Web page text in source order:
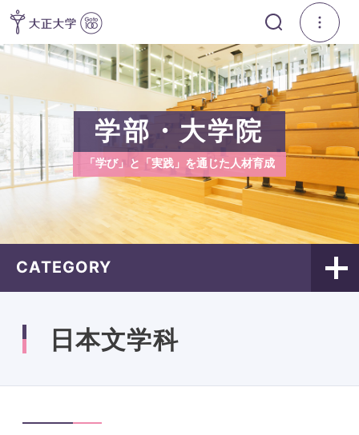
学部・大学院
「学び」と「実践」を通じた人材育成
CATEGORY
日本文学科